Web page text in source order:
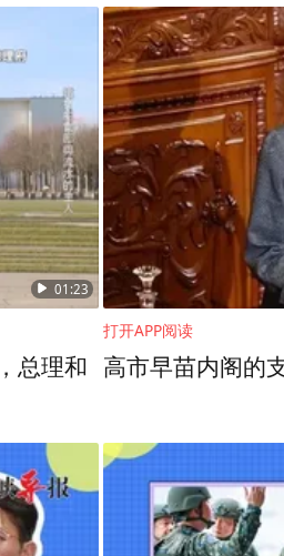
。
这样的场景在2000
尬场景的背后是困扰台
举体制已经运行20多年
和教训了。
水扁少数派执政故事或
阶段，
第一个阶段是选
01:23
总理和
打开APP阅读
高市早苗内阁的